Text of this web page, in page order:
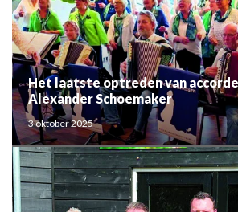
Het laatste optreden van
Alexander Schoemaker
3 oktober 2025